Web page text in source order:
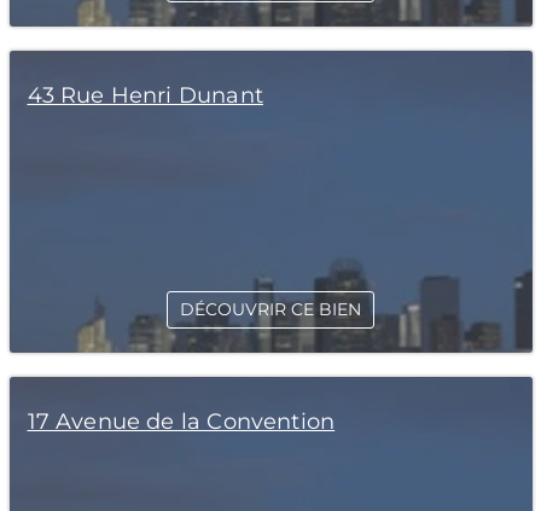
43 Rue Henri Dunant
DÉCOUVRIR CE BIEN
17 Avenue de la Convention